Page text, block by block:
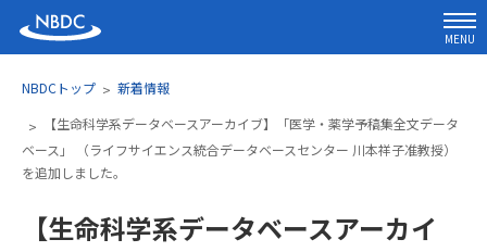
MENU
NBDCトップ
新着情報
【生命科学系データベースアーカイブ】「医学・薬学予稿集全文データ
ベース」 （ライフサイエンス統合データベースセンター 川本祥子准教授）
を追加しました。
【生命科学系データベースアーカイ